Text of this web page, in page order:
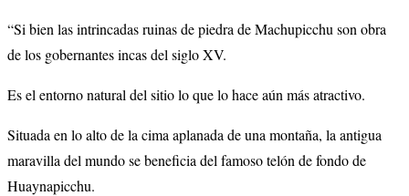
“Si bien las intrincadas ruinas de piedra de Machupicchu son obra
de los gobernantes incas del siglo XV.
Es el entorno natural del sitio lo que lo hace aún más atractivo.
Situada en lo alto de la cima aplanada de una montaña, la antigua
maravilla del mundo se beneficia del famoso telón de fondo de
Huaynapicchu.